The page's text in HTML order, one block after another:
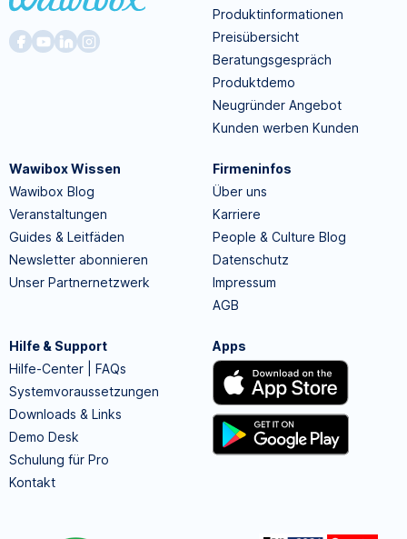
Produktinformationen
Preisübersicht
Beratungsgespräch
Produktdemo
Neugründer Angebot
Kunden werben Kunden
Wawibox Wissen
Wawibox Blog
Veranstaltungen
Guides & Leitfäden
Newsletter abonnieren
Unser Partnernetzwerk
Firmeninfos
Über uns
Karriere
People & Culture Blog
Datenschutz
Impressum
AGB
Hilfe & Support
Hilfe-Center | FAQs
Systemvoraussetzungen
Downloads & Links
Demo Desk
Schulung für Pro
Kontakt
Apps